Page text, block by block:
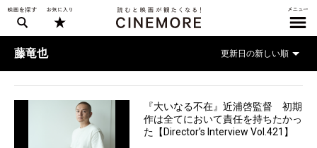
藤竜也
『大いなる不在』近浦啓監督 初期
作は全てにおいて責任を持ちたかっ
た【Director’s Interview Vol.421】